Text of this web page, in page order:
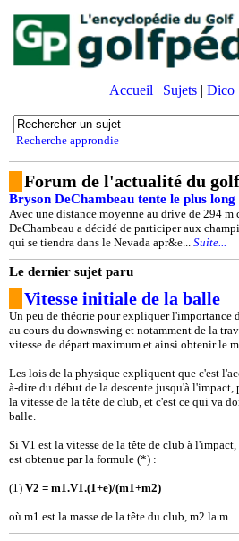
Accueil | Sujets | Dico
Recherche approndie
Forum de l'actualité du golf
Bryson DeChambeau tente le plus
Avec une distance moyenne au drive de 294 m
DeChambeau a décidé de participer aux
qui se tiendra dans le Nevada apr&e... Suite...
Le dernier sujet paru
Vitesse initiale de la balle
Un peu de théorie pour expliquer l'importance
au cours du downswing et notamment de la
vitesse de départ maximum et ainsi obtenir le
Les lois de la physique expliquent que c'est
à-dire du début de la descente jusqu'à l'impact,
la vitesse de la tête de club, et c'est ce qui va
balle.
Si V1 est la vitesse de la tête de club à
est obtenue par la formule (*) :
(1) V2 = m1.V1.(1+e)/(m1+m2)
où m1 est la masse de la tête du club, m2 la m...